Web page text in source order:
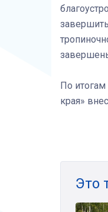
По
края»
Это